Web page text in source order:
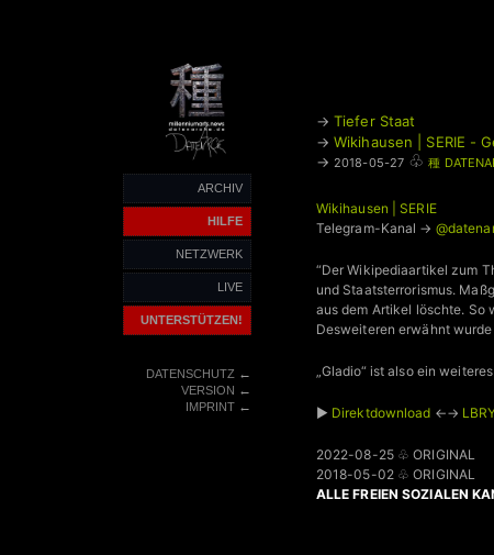
ARCHIV
HILFE
NETZWERK
LIVE
UNTERSTÜTZEN!
DATENSCHUTZ←
VERSION ←
IMPRINT←
→ Tiefer Staat
→ Wikihausen | SERIE -
→ 2018-05-27 ♧ 種
Wikihausen | SERIE
Telegram-Kanal →
“Der Wikipediaartikel zum
und Staatsterrorismus.
aus dem Artikel löschte. So
Desweiteren erwähnt
„Gladio“ ist also ein
► Direktdownload ←→
2022-08-25 ♧ ORIGINAL
2018-05-02 ♧ ORIGINAL
ALLE FREIEN SOZIALEN